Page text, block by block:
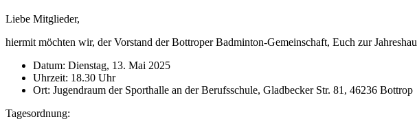
Liebe Mitglieder,
hiermit möchten wir, der Vorstand der Bottroper Badminton-Gemeinschaft, Euch zur
Datum: Dienstag, 13. Mai 2025
Uhrzeit: 18.30 Uhr
Ort: Jugendraum der Sporthalle an der Berufsschule, Gladbecker Str. 81, 46236 Bottrop
Tagesordnung: